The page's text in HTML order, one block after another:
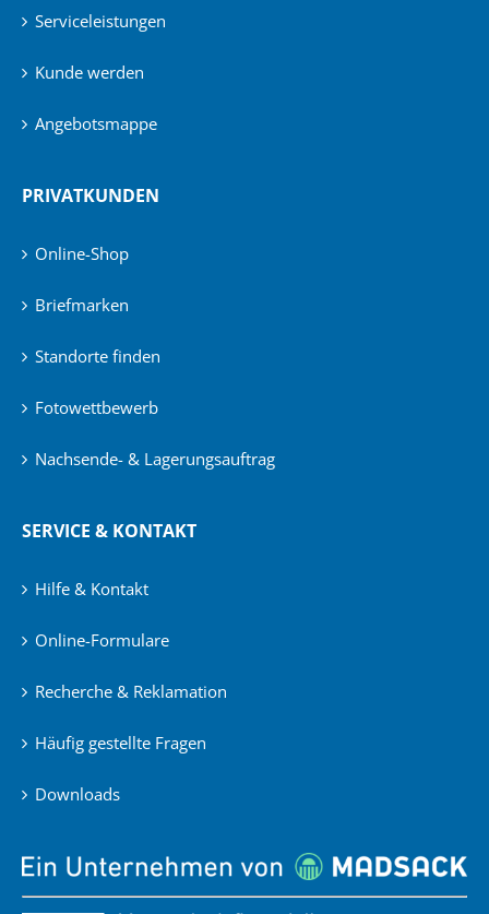
Serviceleistungen
Kunde werden
Angebotsmappe
PRIVATKUNDEN
Online-Shop
Briefmarken
Standorte finden
Fotowettbewerb
Nachsende- & Lagerungsauftrag
SERVICE & KONTAKT
Hilfe & Kontakt
Online-Formulare
Recherche & Reklamation
Häufig gestellte Fragen
Downloads